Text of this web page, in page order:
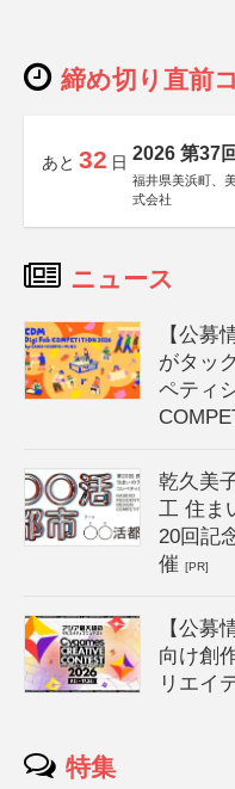
締め切り直前
あと 32 日 2026 第37
福井県美浜町、
式会社
ニュース
【公募
がタッ
ペティ
乾久美
工 住ま
20回記
催[PR]
【公募
向け創
リエイ
特集